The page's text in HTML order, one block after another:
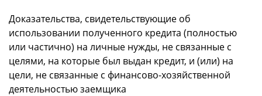
Доказательства, свидетельствующие об
использовании полученного кредита (полностью
или частично) на личные нужды, не связанные с
целями, на которые был выдан кредит, и (или) на
цели, не связанные с финансово-хозяйственной
деятельностью заемщика